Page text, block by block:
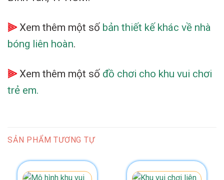
⫸ Xem thêm một số bản thiết kế khác về nhà
bóng liên hoàn.
⫸ Xem thêm một số đồ chơi cho khu vui chơi
trẻ em.
SẢN PHẨM TƯƠNG TỰ